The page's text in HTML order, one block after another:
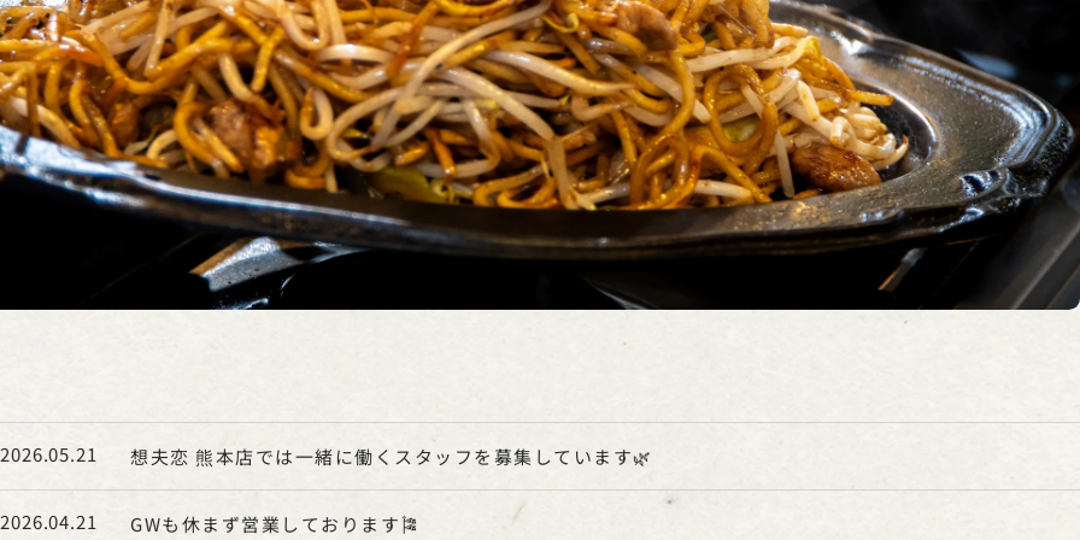
2026.05.21 想夫恋 熊本店では一緒に働くスタッフを募集しています🌿
2026.04.21 GWも休まず営業しております🎏